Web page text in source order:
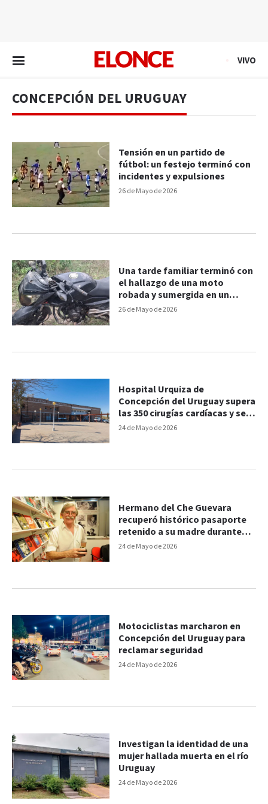
VIVO
CONCEPCIÓN DEL URUGUAY
26 de Mayo de 2026
Tensión en un partido de
fútbol: un festejo terminó con
incidentes y expulsiones
26 de Mayo de 2026
Una tarde familiar terminó con
el hallazgo de una moto
robada y sumergida en un
arroyo
24 de Mayo de 2026
Hospital Urquiza de
Concepción del Uruguay supera
las 350 cirugías cardíacas y se
posiciona como referente
24 de Mayo de 2026
Hermano del Che Guevara
recuperó histórico pasaporte
retenido a su madre durante
una detención en Entre Ríos
24 de Mayo de 2026
Motociclistas marcharon en
Concepción del Uruguay para
reclamar seguridad
24 de Mayo de 2026
Investigan la identidad de una
mujer hallada muerta en el río
Uruguay